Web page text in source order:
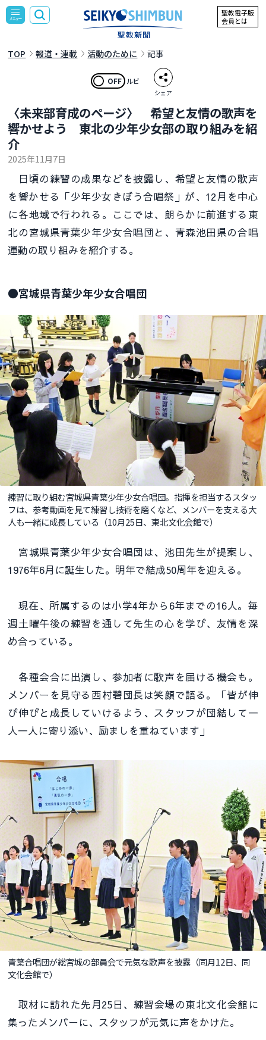
聖教電子版
会員とは
TOP 報道・連載 活動のために 記事
OFF ルビ
シェア
〈未来部育成のページ〉 希望と友情の歌声を
響かせよう 東北の少年少女部の取り組みを紹
介
2025年11月7日
日頃の練習の成果などを披露し、希望と友情の歌声
を響かせる「少年少女きぼう合唱祭」が、12月を中心
に各地域で行われる。ここでは、朗らかに前進する東
北の宮城県青葉少年少女合唱団と、青森池田県の合唱
運動の取り組みを紹介する。
●宮城県青葉少年少女合唱団
練習に取り組む宮城県青葉少年少女合唱団。指揮を担当するスタッ
フは、参考動画を見て練習し技術を磨くなど、メンバーを支える大
人も一緒に成長している（10月25日、東北文化会館で）
宮城県青葉少年少女合唱団は、池田先生が提案し、
1976年6月に誕生した。明年で結成50周年を迎える。
現在、所属するのは小学4年から6年までの16人。毎
週土曜午後の練習を通して先生の心を学び、友情を深
め合っている。
各種会合に出演し、参加者に歌声を届ける機会も。
メンバーを見守る西村碧団長は笑顔で語る。「皆が伸
び伸びと成長していけるよう、スタッフが団結して一
人一人に寄り添い、励ましを重ねています」
青葉合唱団が総宮城の部員会で元気な歌声を披露（同月12日、同
文化会館で）
取材に訪れた先月25日、練習会場の東北文化会館に
集ったメンバーに、スタッフが元気に声をかけた。